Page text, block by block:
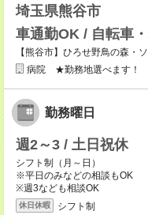
埼玉県熊谷市
車通勤OK / 自転車
【熊谷市】ひろせ野鳥の森・
病院 ★勤務地選べます！
勤務曜日
週2～3 / 土日祝休
シフト制（月～日）
※平日のみなどの相談もOK
※週3なども相談OK
休日休暇 シフト制